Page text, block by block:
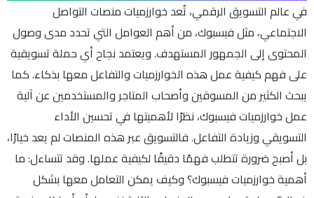
في عالم التسويق الرقمي، تُعد خوارزميات منصات التواصل
الاجتماعي، مثل فيسبوك، من أهم العوامل التي تحدد مدى وصول
المحتوى إلى الجمهور المستهدف. ويعتمد نجاح أي حملة تسويقية
على فهم كيفية عمل هذه الخوارزميات والتفاعل معها بذكاء. كما
يبحث الكثير من المسوقين وأصحاب المتاجر والمستخدمين عن آلية
عمل خوارزميات فيسبوك، نظرًا لأهميتها في تحسين الأداء
التسويقي وزيادة التفاعل. فالتسويق عبر هذه المنصات لم يعد خيارًا،
بل أصبح ضرورة تتطلب فهمًا دقيقًا لكيفية عملها. وقد تتساءل: ما
أهمية خوارزميات فيسبوك؟ وكيف يمكن التعامل معها بشكل